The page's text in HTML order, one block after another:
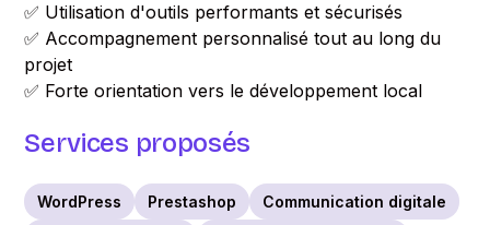
✅ Utilisation d'outils performants et sécurisés
✅ Accompagnement personnalisé tout au long du
projet
✅ Forte orientation vers le développement local
Services proposés
WordPress Prestashop
Communication digitale